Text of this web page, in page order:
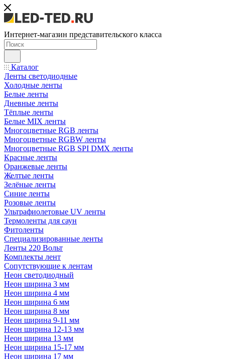
Интернет-магазин представительского класса
Каталог
Ленты светодиодные
Холодные ленты
Белые ленты
Дневные ленты
Тёплые ленты
Белые MIX ленты
Многоцветные RGB ленты
Многоцветные RGBW ленты
Многоцветные RGB SPI DMX ленты
Красные ленты
Оранжевые ленты
Желтые ленты
Зелёные ленты
Синие ленты
Розовые ленты
Ультрафиолетовые UV ленты
Термоленты для саун
Фитоленты
Специализированные ленты
Ленты 220 Вольт
Комплекты лент
Сопутствующие к лентам
Неон светодиодный
Неон ширина 3 мм
Неон ширина 4 мм
Неон ширина 6 мм
Неон ширина 8 мм
Неон ширина 9-11 мм
Неон ширина 12-13 мм
Неон ширина 13 мм
Неон ширина 15-17 мм
Неон ширина 17 мм